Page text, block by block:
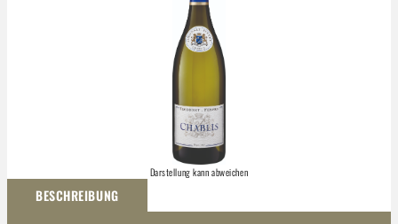
Darstellung kann abweichen
BESCHREIBUNG